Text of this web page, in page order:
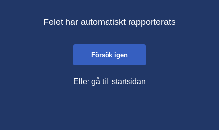
Felet har automatiskt rapporterats
Försök igen
Eller gå till startsidan